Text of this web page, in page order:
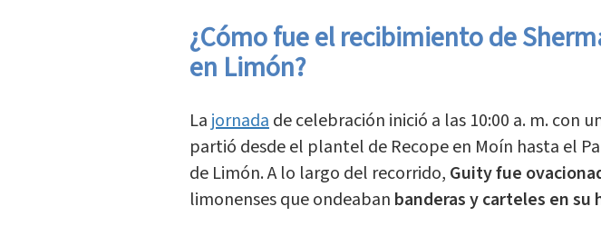
¿Cómo fue el recibimiento de
en Limón?
La jornadade celebración inició a las 10:00 a. m. con
partió desde el plantel de Recope en Moín hasta el
de Limón. A lo largo del recorrido, Guity fue
limonenses que ondeaban banderas y carteles en su